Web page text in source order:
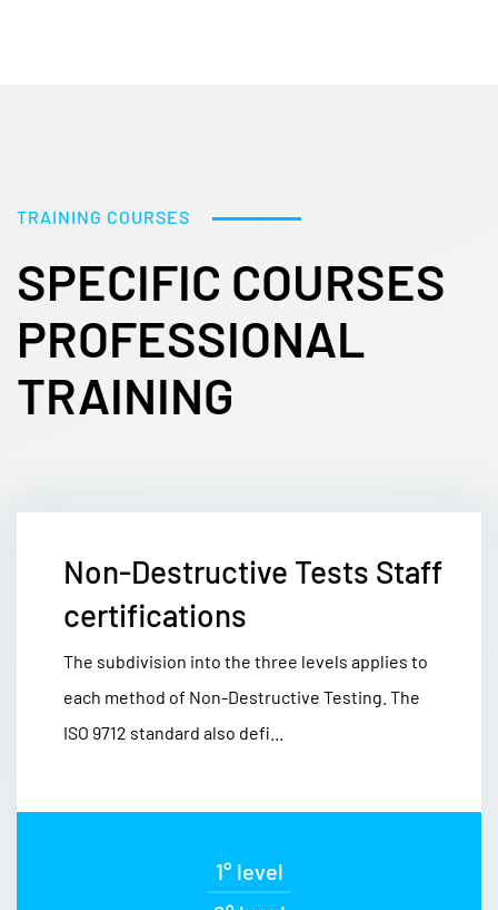
TRAINING COURSES
SPECIFIC COURSES
PROFESSIONAL
TRAINING
Non-Destructive Tests Staff
certifications
The subdivision into the three levels applies to
each method of Non-Destructive Testing. The
ISO 9712 standard also defi...
1° level